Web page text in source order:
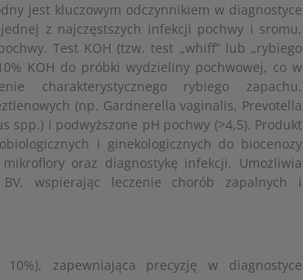
jest kluczowym odczynnikiem w diagnostyce
z najczęstszych infekcji pochwy i sromu,
Test KOH (tzw. test „whiff” lub „rybiego
KOH do próbki wydzieliny pochwowej, co w
charakterystycznego rybiego zapachu,
(np. Gardnerella vaginalis, Prevotella
spp.) i podwyższone pH pochwy (>4,5). Produkt
i ginekologicznych do biocenozy
oraz diagnostykę infekcji. Umożliwia
wspierając leczenie chorób zapalnych i
10%), zapewniająca precyzję w diagnostyce